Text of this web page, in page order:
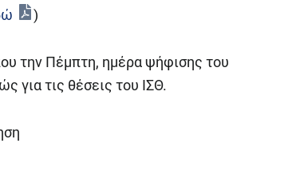
)
την Πέμπτη, ημέρα ψήφισης του
για τις θέσεις του ΙΣΘ.